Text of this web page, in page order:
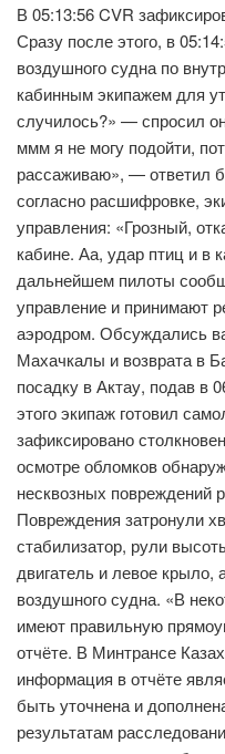
В 05:13:56 CVR
Сразу после этого, в
воздушного судна по
кабинным экипажем для
случилось?» — спросил
ммм я не могу подойти,
рассаживаю», — ответил
согласно расшифровке,
управления: «Грозный,
кабине. Аа, удар птиц и в
дальнейшем пилоты
управление и принимают
аэродром. Обсуждались
Махачкалы и возврата в
посадку в Актау, подав в
этого экипаж готовил
зафиксировано
осмотре обломков
несквозных повреждений
Повреждения затронули
стабилизатор, рули
двигатель и левое крыло,
воздушного судна. «В
имеют правильную
отчёте. В Минтрансе
информация в отчёте
быть уточнена и
результатам